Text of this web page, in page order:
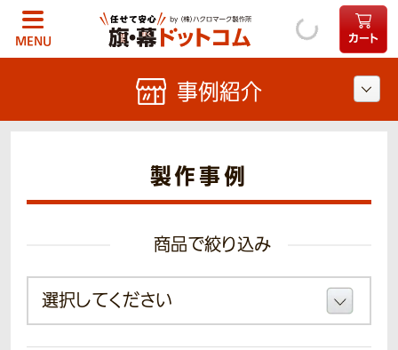
MENU カート
製作事例
商品で絞り込み
事例紹介